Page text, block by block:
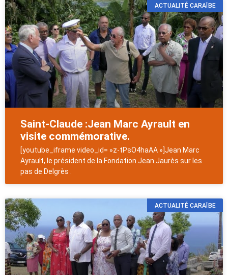
ACTUALITÉ CARAÏBE
Saint-Claude :Jean Marc Ayrault en
visite commémorative.
[youtube_iframe video_id= »z-tPsO4haAA »]Jean Marc
Ayrault, le président de la Fondation Jean Jaurès sur les
pas de Delgrès .
ACTUALITÉ CARAÏBE